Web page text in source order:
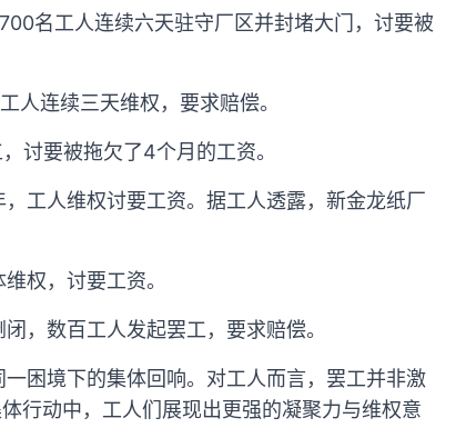
名工人连续六天驻守厂区并封堵大门，讨要被
人连续三天维权，要求赔偿。
讨要被拖欠了4个月的工资。
工人维权讨要工资。据工人透露，新金龙纸厂
权，讨要工资。
，数百工人发起罢工，要求赔偿。
困境下的集体回响。对工人而言，罢工并非激
行动中，工人们展现出更强的凝聚力与维权意